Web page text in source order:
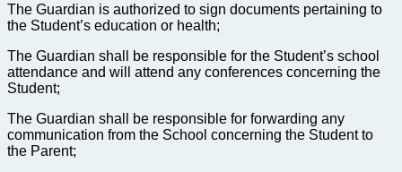
The Guardian is authorized to sign documents pertaining to
the Student’s education or health;
The Guardian shall be responsible for the Student’s school
attendance and will attend any conferences concerning the
Student;
The Guardian shall be responsible for forwarding any
communication from the School concerning the Student to
the Parent;